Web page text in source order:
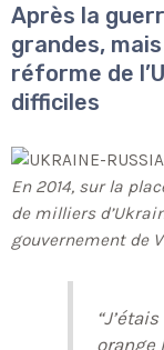
Après la
grandes,
réforme de
difficiles
En 2014, sur la
de milliers
gouvernement de
orange